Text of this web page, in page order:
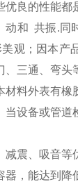
优良的性能都
和 共振.同
观；因本产
三通、弯头
料外表有橡
设备或管道
震、吸音等
，能达到降